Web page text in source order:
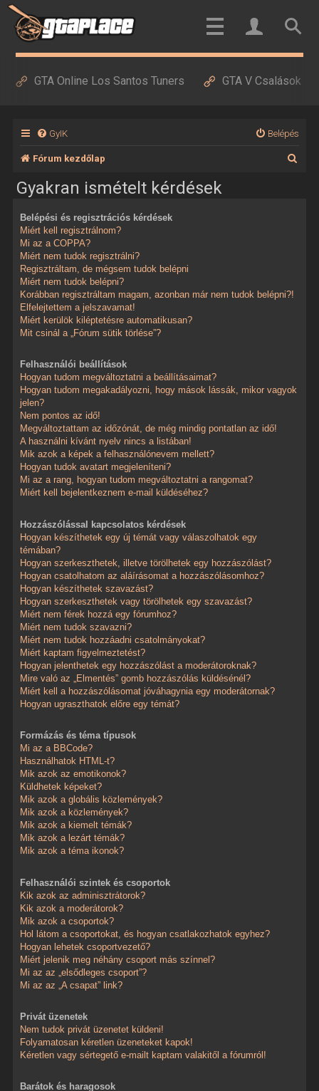
GTA Online Los Santos Tuners GTA V Csalások
GyIK Belépés
Fórum kezdőlap
Gyakran ismételt kérdések
Belépési és regisztrációs kérdések
Miért kell regisztrálnom?
Mi az a COPPA?
Miért nem tudok regisztrálni?
Regisztráltam, de mégsem tudok belépni
Miért nem tudok belépni?
Korábban regisztráltam magam, azonban már nem tudok belépni?!
Elfelejtettem a jelszavamat!
Miért kerülök kiléptetésre automatikusan?
Mit csinál a „Fórum sütik törlése”?
Felhasználói beállítások
Hogyan tudom megváltoztatni a beállításaimat?
Hogyan tudom megakadályozni, hogy mások lássák, mikor vagyok
jelen?
Nem pontos az idő!
Megváltoztattam az időzónát, de még mindig pontatlan az idő!
A használni kívánt nyelv nincs a listában!
Mik azok a képek a felhasználónevem mellett?
Hogyan tudok avatart megjeleníteni?
Mi az a rang, hogyan tudom megváltoztatni a rangomat?
Miért kell bejelentkeznem e-mail küldéséhez?
Hozzászólással kapcsolatos kérdések
Hogyan készíthetek egy új témát vagy válaszolhatok egy
témában?
Hogyan szerkeszthetek, illetve törölhetek egy hozzászólást?
Hogyan csatolhatom az aláírásomat a hozzászólásomhoz?
Hogyan készíthetek szavazást?
Hogyan szerkeszthetek vagy törölhetek egy szavazást?
Miért nem férek hozzá egy fórumhoz?
Miért nem tudok szavazni?
Miért nem tudok hozzáadni csatolmányokat?
Miért kaptam figyelmeztetést?
Hogyan jelenthetek egy hozzászólást a moderátoroknak?
Mire való az „Elmentés” gomb hozzászólás küldésénél?
Miért kell a hozzászólásomat jóváhagynia egy moderátornak?
Hogyan ugraszthatok előre egy témát?
Formázás és téma típusok
Mi az a BBCode?
Használhatok HTML-t?
Mik azok az emotikonok?
Küldhetek képeket?
Mik azok a globális közlemények?
Mik azok a közlemények?
Mik azok a kiemelt témák?
Mik azok a lezárt témák?
Mik azok a téma ikonok?
Felhasználói szintek és csoportok
Kik azok az adminisztrátorok?
Kik azok a moderátorok?
Mik azok a csoportok?
Hol látom a csoportokat, és hogyan csatlakozhatok egyhez?
Hogyan lehetek csoportvezető?
Miért jelenik meg néhány csoport más színnel?
Mi az az „elsődleges csoport”?
Mi az az „A csapat” link?
Privát üzenetek
Nem tudok privát üzenetet küldeni!
Folyamatosan kéretlen üzeneteket kapok!
Kéretlen vagy sértegető e-mailt kaptam valakitől a fórumról!
Barátok és haragosok